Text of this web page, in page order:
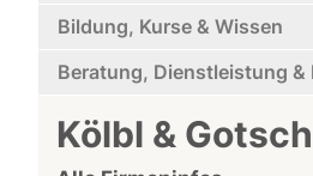
Bildung, Kurse & Wissen
Beratung, Dienstleistung &
Kölbl &